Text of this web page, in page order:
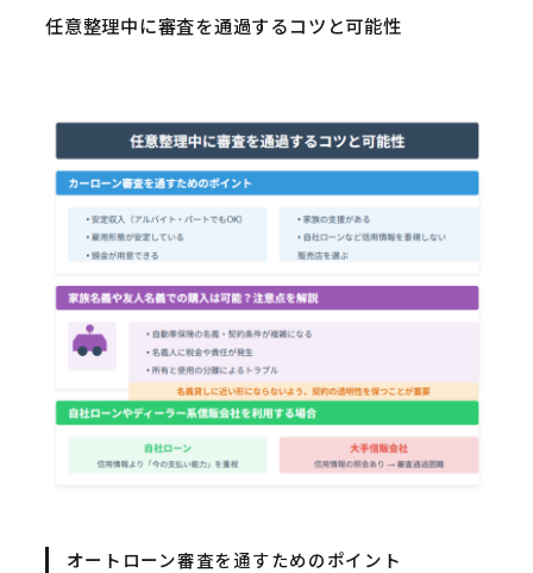
任意整理中に審査を通過するコツと可能性
オートローン審査を通すためのポイント